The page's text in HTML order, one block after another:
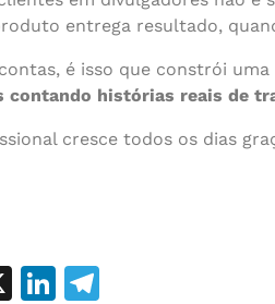
entrega resultado,
é isso que constrói
contando histórias reais de
cresce todos os dias
X LinkedIn